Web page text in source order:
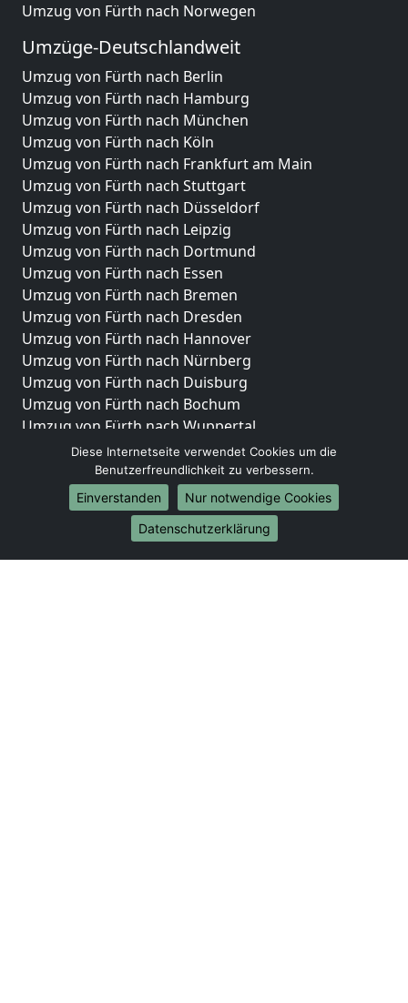
Umzug von Fürth nach Norwegen
Umzüge-Deutschlandweit
Umzug von Fürth nach Berlin
Umzug von Fürth nach Hamburg
Umzug von Fürth nach München
Umzug von Fürth nach Köln
Umzug von Fürth nach Frankfurt am Main
Umzug von Fürth nach Stuttgart
Umzug von Fürth nach Düsseldorf
Umzug von Fürth nach Leipzig
Umzug von Fürth nach Dortmund
Umzug von Fürth nach Essen
Umzug von Fürth nach Bremen
Umzug von Fürth nach Dresden
Umzug von Fürth nach Hannover
Umzug von Fürth nach Nürnberg
Umzug von Fürth nach Duisburg
Umzug von Fürth nach Bochum
Umzug von Fürth nach Wuppertal
Umzug von Fürth nach Bielefeld
Umzug von Fürth nach Bonn
Umzug von Fürth nach Münster
Internationale-Umzüge
Umzug von Fürth nach Brasilien
Diese Internetseite verwendet Cookies um die
Benutzerfreundlichkeit zu verbessern.
Einverstanden
Nur notwendige Cookies
Datenschutzerklärung